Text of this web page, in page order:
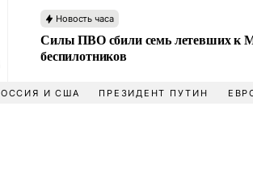
Новость часа
Силы ПВО сбили семь летевших к
беспилотников
И США ПРЕЗИДЕНТ ПУТИН